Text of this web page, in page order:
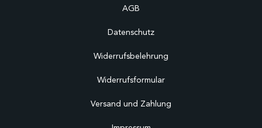
AGB
Datenschutz
Widerrufsbelehrung
Widerrufsformular
Versand und Zahlung